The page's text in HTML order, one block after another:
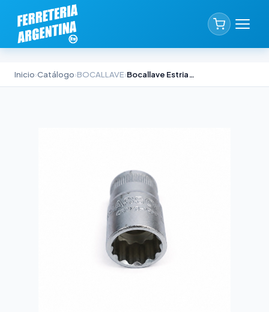
Inicio›Catálogo›BOCALLAVE› Bocallave Estriado Power Drive Biassoni 1/2" x 1/2"